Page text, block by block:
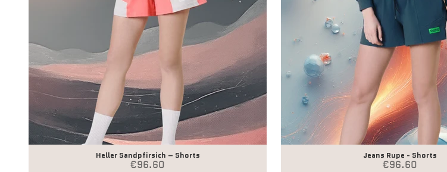
Heller Sandpfirsich – Shorts
Angebot
€96.60
Jeans Rupe - Shorts
Angebot
€96.60